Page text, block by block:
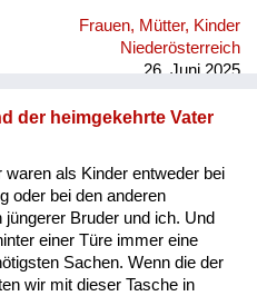
Zimmer voller Wanzen
mit DDT beseitigt.
Frauen, Mütter, Kinder
Niederösterreich
26. Juni 2025
der heimgekehrte Vater
waren als Kinder entweder bei
oder bei den anderen
Bruder und ich. Und
einer Türe immer eine
Sachen. Wenn die der
wir mit dieser Tasche in